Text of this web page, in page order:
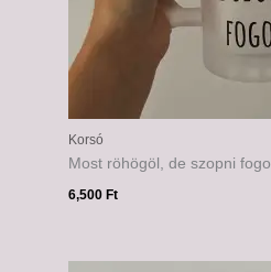
Korsó
Most röhögöl, de szopni fogol
6,500 Ft